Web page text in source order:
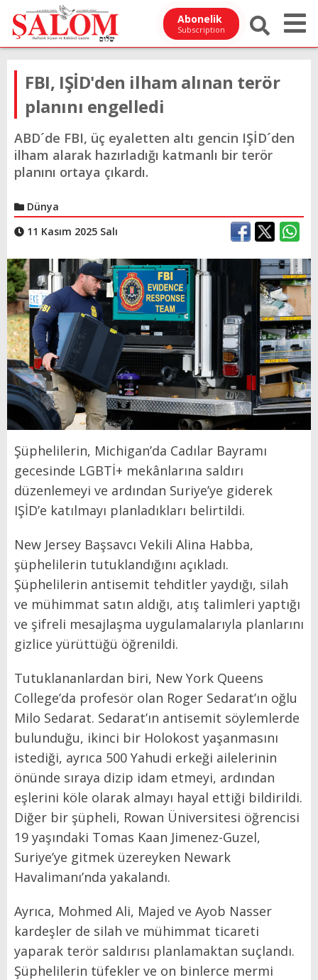
Abonelik
Subscription
FBI, IŞİD'den ilham alınan terör
planını engelledi
ABD´de FBI, üç eyaletten altı gencin IŞİD´den
ilham alarak hazırladığı katmanlı bir terör
planını ortaya çıkardı.
Dünya
11 Kasım 2025 Salı
Şüphelilerin, Michigan’da Cadılar Bayramı
gecesinde LGBTİ+ mekânlarına saldırı
düzenlemeyi ve ardından Suriye’ye giderek
IŞİD’e katılmayı planladıkları belirtildi.
New Jersey Başsavcı Vekili Alina Habba,
şüphelilerin tutuklandığını açıkladı.
Şüphelilerin antisemit tehditler yaydığı, silah
ve mühimmat satın aldığı, atış talimleri yaptığı
ve şifreli mesajlaşma uygulamalarıyla planlarını
gizlice yürüttüğü öğrenildi.
Tutuklananlardan biri, New York Queens
College’da profesör olan Roger Sedarat’ın oğlu
Milo Sedarat. Sedarat’ın antisemit söylemlerde
bulunduğu, ikinci bir Holokost yaşanmasını
istediği, ayrıca 500 Yahudi erkeği ailelerinin
önünde sıraya dizip idam etmeyi, ardından
eşlerini köle olarak almayı hayal ettiği bildirildi.
Diğer bir şüpheli, Rowan Üniversitesi öğrencisi
19 yaşındaki Tomas Kaan Jimenez-Guzel,
Suriye’ye gitmek üzereyken Newark
Havalimanı’nda yakalandı.
Ayrıca, Mohmed Ali, Majed ve Ayob Nasser
kardeşler de silah ve mühimmat ticareti
yaparak terör saldırısı planlamaktan suçlandı.
Şüphelilerin tüfekler ve on binlerce mermi